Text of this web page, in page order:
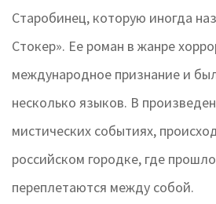
Старобинец, которую иногда
Стокер». Ее роман в жанре
международное признание и
несколько языков. В
мистических событиях,
российском городке, где
переплетаются между собой.